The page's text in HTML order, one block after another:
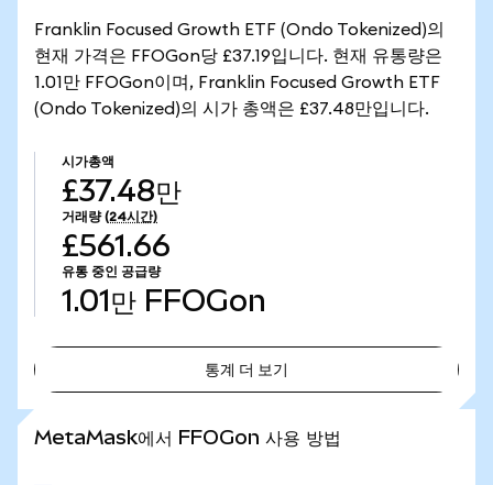
Franklin Focused Growth ETF (Ondo Tokenized)의
현재 가격은 FFOGon당 £37.19입니다. 현재 유통량은
1.01만 FFOGon이며, Franklin Focused Growth ETF
(Ondo Tokenized)의 시가 총액은 £37.48만입니다.
시가총액
£37.48만
거래량 (24시간)
£561.66
유통 중인 공급량
1.01만 FFOGon
통계 더 보기
MetaMask에서 FFOGon 사용 방법